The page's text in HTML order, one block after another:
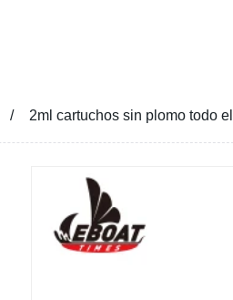
2ml cartuchos sin plomo todo